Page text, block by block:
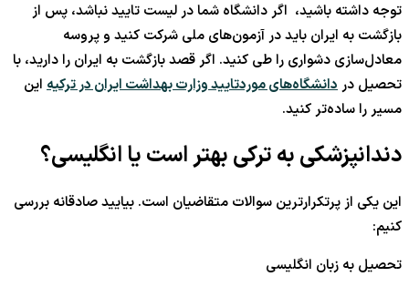
توجه داشته باشید، اگر دانشگاه شما در لیست تایید نباشد، پس از
بازگشت به ایران باید در آزمون‌های ملی شرکت کنید و پروسه
معادل‌سازی دشواری را طی کنید. اگر قصد بازگشت به ایران را دارید، با
تحصیل دردانشگاه‌های موردتایید وزارت بهداشت ایران در ترکیه این
مسیر را ساده‌تر کنید.
دندانپزشکی به ترکی بهتر است یا انگلیسی؟
این یکی از پرتکرارترین سوالات متقاضیان است. بیایید صادقانه بررسی
کنیم:
تحصیل به زبان انگلیسی